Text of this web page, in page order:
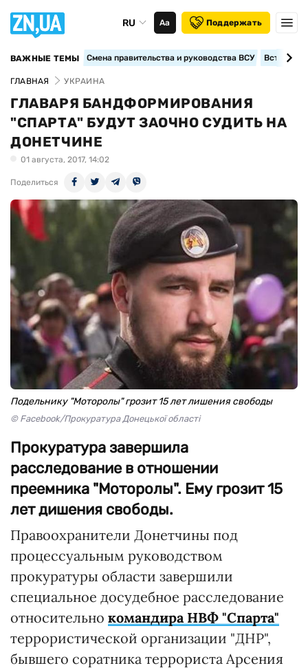
RU Аа Поддержать
ВАЖНЫЕ ТЕМЫ Смена правительства и руководства ВСУ
ГЛАВНАЯ УКРАИНА
ГЛАВАРЯ БАНДФОРМИРОВАНИЯ
"СПАРТА" БУДУТ ЗАОЧНО СУДИТЬ НА
ДОНЕТЧИНЕ
01 августа, 2017, 14:02
Поделиться
Подельнику "Моторолы" грозит 15 лет лишения свободы
© Facebook/Прокуратура Донецької області
Прокуратура завершила
расследование в отношении
преемника "Моторолы". Ему грозит 15
лет дишения свободы.
Правоохранители Донетчины под
процессуальным руководством
прокуратуры области завершили
специальное досудебное расследование
относительно командира НВФ "Спарта"
террористической организации "ДНР",
бывшего соратника террориста Арсения